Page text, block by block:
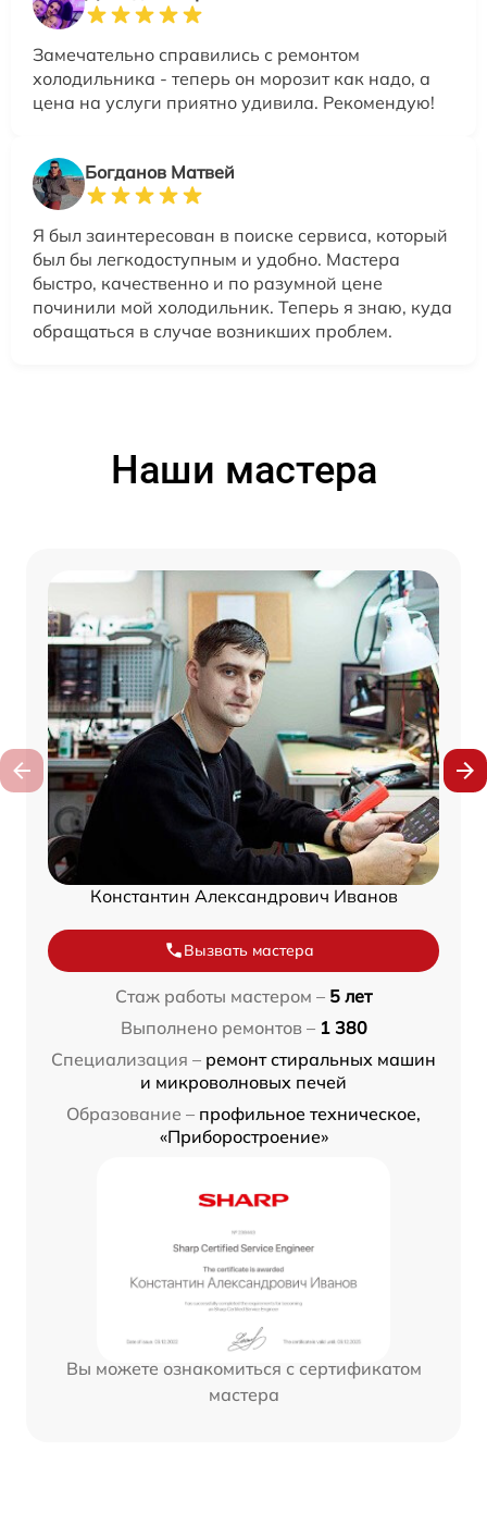
Замечательно справились с ремонтом
холодильника - теперь он морозит как надо, а
цена на услуги приятно удивила. Рекомендую!
Богданов Матвей
Я был заинтересован в поиске сервиса, который
был бы легкодоступным и удобно. Мастера
быстро, качественно и по разумной цене
починили мой холодильник. Теперь я знаю, куда
обращаться в случае возникших проблем.
Наши мастера
Константин Александрович Иванов
Вызвать мастера
Стаж работы мастером – 5 лет
Выполнено ремонтов – 1 380
Специализация – ремонт стиральных машин
и микроволновых печей
Образование – профильное техническое,
«Приборостроение»
Вы можете ознакомиться с сертификатом
мастера